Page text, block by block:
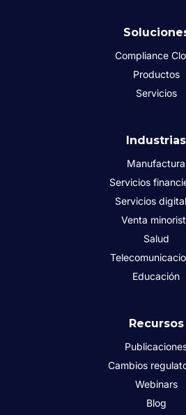
Compliance
Productos
Servicios
Industrias
Manufactura
Servicios
Servicios
Venta
Salud
Educación
Recursos
Cambios
Webinars
Blog